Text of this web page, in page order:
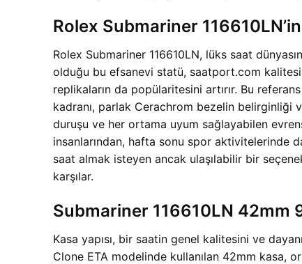
Rolex Submariner
Rolex Submariner 116610LN, lüks saat
olduğu bu efsanevi statü, saatport.com
replikaların da popülaritesini artırır. Bu
kadranı, parlak Cerachrom bezelin belirginliği
duruşu ve her ortama uyum sağlayabilen
insanlarından, hafta sonu spor aktivitelerinde
saat almak isteyen ancak ulaşılabilir bir
karşılar.
Submariner 116610LN 42mm
Kasa yapısı, bir saatin genel kalitesini ve
Clone ETA modelinde kullanılan 42mm kasa,